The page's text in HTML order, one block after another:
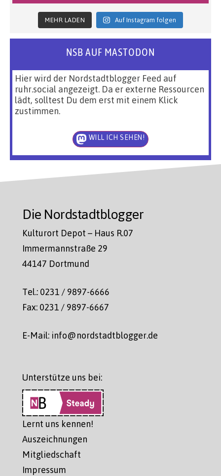
MEHR LADEN Auf Instagram folgen
NSB AUF MASTODON
Hier wird der Nordstadtblogger Feed auf
ruhr.social angezeigt. Da er externe Ressourcen
lädt, solltest Du dem erst mit einem Klick
zustimmen.
WILL ICH SEHEN!
Die Nordstadtblogger
Kulturort Depot – Haus R.07
Immermannstraße 29
44147 Dortmund
Tel.: 0231 / 9897-6666
Fax: 0231 / 9897-6667
E-Mail: info@nordstadtblogger.de
Unterstütze uns bei:
Lernt uns kennen!
Auszeichnungen
Mitgliedschaft
Impressum